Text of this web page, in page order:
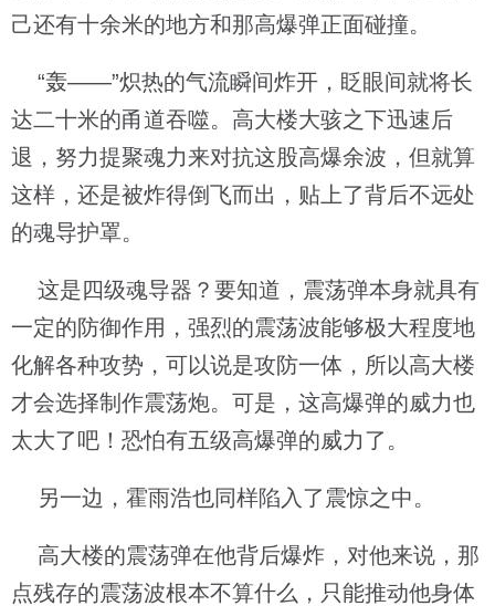
己还有十余米的地方和那高爆弹正面碰撞。
“轰——”炽热的气流瞬间炸开，眨眼间就将长
达二十米的甬道吞噬。高大楼大骇之下迅速后
退，努力提聚魂力来对抗这股高爆余波，但就算
这样，还是被炸得倒飞而出，贴上了背后不远处
的魂导护罩。
这是四级魂导器？要知道，震荡弹本身就具有
一定的防御作用，强烈的震荡波能够极大程度地
化解各种攻势，可以说是攻防一体，所以高大楼
才会选择制作震荡炮。可是，这高爆弹的威力也
太大了吧！恐怕有五级高爆弹的威力了。
另一边，霍雨浩也同样陷入了震惊之中。
高大楼的震荡弹在他背后爆炸，对他来说，那
点残存的震荡波根本不算什么，只能推动他身体